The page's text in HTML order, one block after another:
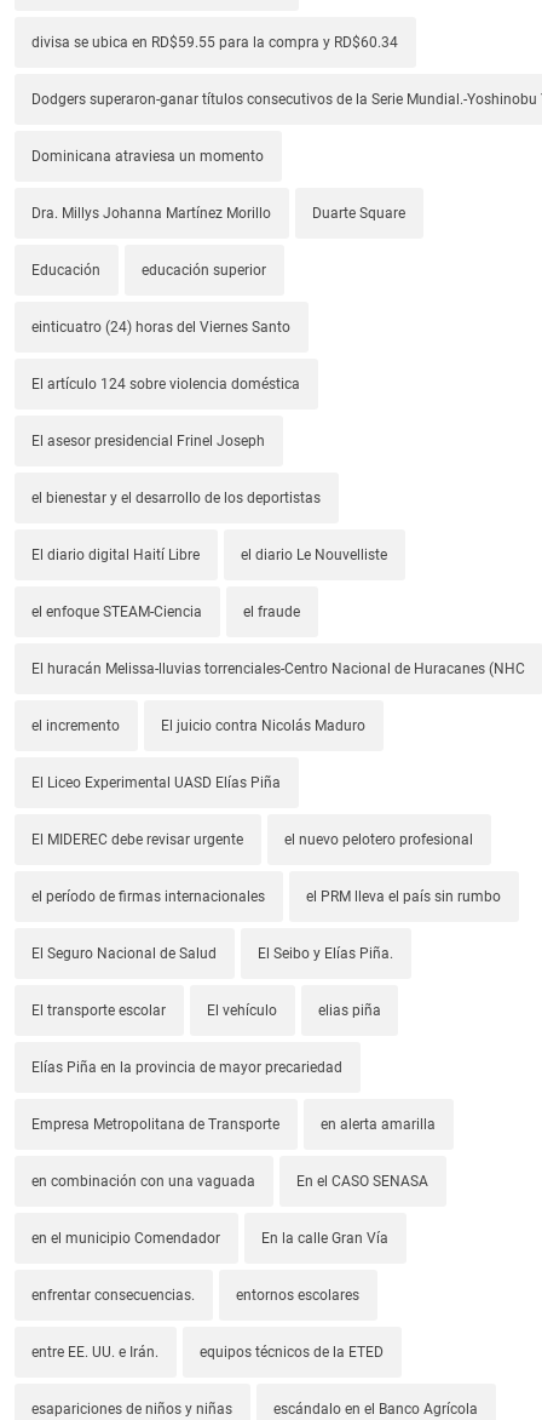
divisa se ubica en RD$59.55 para la compra y RD$60.34
Dodgers superaron-ganar títulos consecutivos de la Serie Mundial.-
Dominicana atraviesa un momento
Dra. Millys Johanna Martínez Morillo Duarte Square
Educación educación superior
einticuatro (24) horas del Viernes Santo
El artículo 124 sobre violencia doméstica
El asesor presidencial Frinel Joseph
el bienestar y el desarrollo de los deportistas
El diario digital Haití Libre el diario Le Nouvelliste
el enfoque STEAM-Ciencia el fraude
El huracán Melissa-lluvias torrenciales-Centro Nacional de Huracanes (NHC
el incremento El juicio contra Nicolás Maduro
El Liceo Experimental UASD Elías Piña
El MIDEREC debe revisar urgente el nuevo pelotero profesional
el período de firmas internacionales el PRM lleva el país sin rumbo
El Seguro Nacional de Salud El Seibo y Elías Piña.
El transporte escolar El vehículo elias piña
Elías Piña en la provincia de mayor precariedad
Empresa Metropolitana de Transporte en alerta amarilla
en combinación con una vaguada En el CASO SENASA
en el municipio Comendador En la calle Gran Vía
enfrentar consecuencias. entornos escolares
entre EE. UU. e Irán. equipos técnicos de la ETED
esapariciones de niños y niñas escándalo en el Banco Agrícola